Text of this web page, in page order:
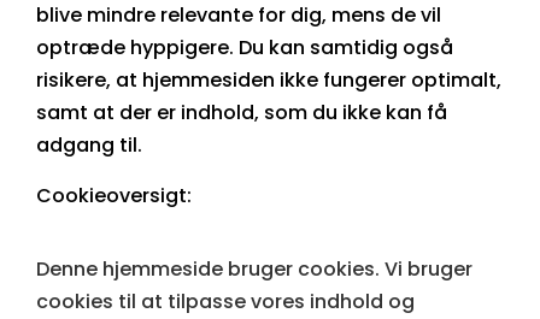
blive mindre relevante for dig, mens de vil
optræde hyppigere. Du kan samtidig også
risikere, at hjemmesiden ikke fungerer optimalt,
samt at der er indhold, som du ikke kan få
adgang til.
Cookieoversigt:
Denne hjemmeside bruger cookies. Vi bruger
cookies til at tilpasse vores indhold og